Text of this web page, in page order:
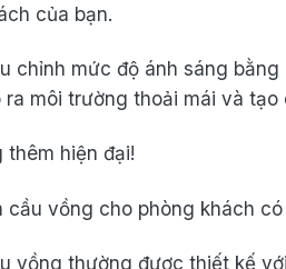
của bạn.
chỉnh mức độ ánh sáng
môi trường thoải mái và tạo
thêm hiện đại!